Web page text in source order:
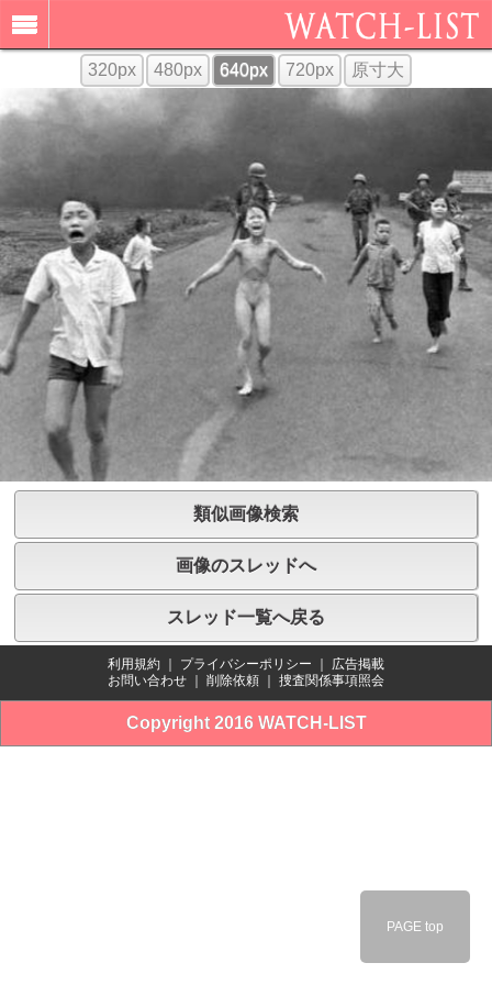
320px 480px 640px 720px 原寸大
類似画像検索
画像のスレッドへ
スレッド一覧へ戻る
利用規約 プライバシーポリシー
広告掲載
お問い合わせ
削除依頼 捜査関係事項照会
Copyright 2016 WATCH-LIST
PAGE top